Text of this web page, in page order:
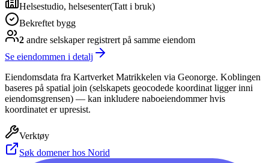
Helsestudio, helsesenter(Tatt i bruk)
Bekreftet bygg
2 andre selskaperregistrert på samme eiendom
Se eiendommen i detalj
Eiendomsdata fra Kartverket Matrikkelen via Geonorge. Koblingen
baseres på spatial join (selskapets geocodede koordinat ligger inni
eiendomsgrensen) — kan inkludere naboeiendommer hvis
koordinatet er upresist.
Verktøy
Søk domener hos Norid